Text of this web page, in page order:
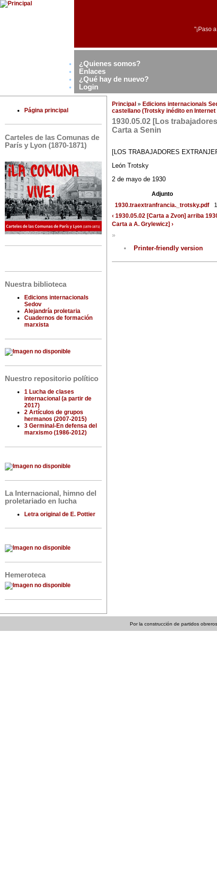
"¡Paso
¿Quienes somos?
Enlaces
¿Qué hay de nuevo?
Login
Página principal
Carteles de las Comunas de
París y Lyon (1870-1871)
Nuestra biblioteca
Edicions internacionals
Sedov
Alejandría proletaria
Cuadernos de formación
marxista
Nuestro repositorio político
1 Lucha de clases
internacional (a partir de
2017)
2 Artículos de grupos
hermanos (2007-2015)
3 Germinal-En defensa del
marxismo (1986-2012)
La Internacional, himno del
proletariado en lucha
Letra original de E. Pottier
Hemeroteca
Principal » Edicions internacionals
castellano (Trotsky inédito en
1930.05.02 [Los
Carta a Senin
[LOS TRABAJADORES
León Trotsky
2 de mayo de 1930
Adjunto
1930.traextranfrancia._trotsky.pdf
‹ 1930.05.02 [Carta a Zvon] arriba
Carta a A. Grylewicz] ›
»
Printer-friendly version
Por la construcción de partidos